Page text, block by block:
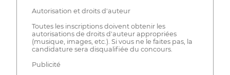
Autorisation et droits d'auteur
Toutes les inscriptions doivent obtenir les
autorisations de droits d'auteur appropriées
(musique, images, etc.). Si vous ne le faites pas, la
candidature sera disqualifiée du concours.
Publicité